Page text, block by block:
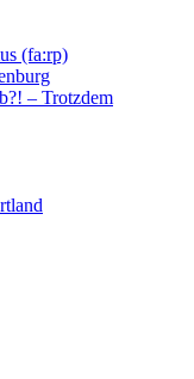
(fa:rp)
– Trotzdem